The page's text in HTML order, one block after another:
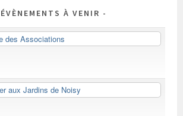
ÉVÈNEMENTS À VENIR
des Associations
aux Jardins de Noisy